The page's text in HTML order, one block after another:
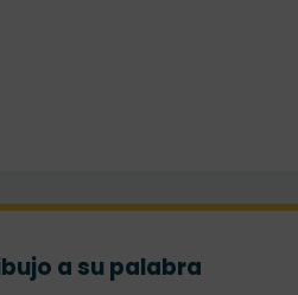
a su palabra